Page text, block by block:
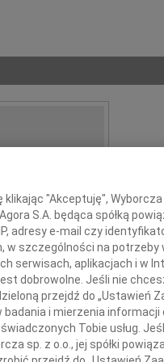
"Akceptuję",
S.A. będąca spółką
adresy e-mail czy
w szczególności na potrzeby
serwisach, aplikacjach i w
dobrowolne. Jeśli nie
przejdź do „Ustawień
i mierzenia
Tobie usług.
sp. z o.o., jej spółki